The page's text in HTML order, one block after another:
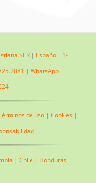
SER| Español +1-
| WhatsApp
de uso | Cookies |
|Chile | Honduras